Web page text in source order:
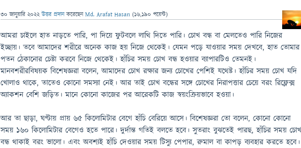
30 জানুয়ারি 2022 উত্তর প্রদান করেছেনMd. Arafat Hasan (16,190 পয়েন্ট)
আমরা চাইলে হাত নাড়তে পারি, পা দিয়ে ফুটবলে লাথি দিতে পারি। চোখ বন্ধ বা মেলতেও পারি নিজের
ইচ্ছায়। তবে আমাদের শরীরে অনেক কাজ হয় নিজে থেকেই। যেমন পড়ে যাওয়ার সময় দেখবে, হাত তোমার
পতন ঠেকানোর চেষ্টা করবে নিজে থেকেই। হাঁচির সময় চোখ বন্ধ হওয়ার ব্যাপারটিও তেমনই।
মানবশরীরবিষয়ক বিশেষজ্ঞরা বলেন, আমাদের চোখ রক্ষার জন্য চোখের পেশিই যথেষ্ট। হাঁচির সময় চোখ যদি
খোলাও থাকে, তাতেও কোনো সমস্যা নেই। আর তাই চোখ বন্ধের সঙ্গে চোখের নিরাপত্তার চেয়ে বরং রিফ্লেক্স
অ্যাকশন বেশি জড়িত। মানে কোনো কাজের পর আরেকটি কাজ স্বয়ংক্রিয়ভাবে হওয়া।
আর তা ছাড়া, ঘণ্টায় প্রায় ৬৫ কিলোমিটার বেগে হাঁচি বেরিয়ে আসে। বিশেষজ্ঞরা তো বলেন, কোনো কোনো
সময় ১৬০ কিলোমিটার বেগেও হতে পারে। দুর্দান্ত গতিই বলতে হবে। সুতরাং বুঝতেই পারছ, হাঁচির সময়
বন্ধ থাকাই বরং ভালো। এবং অবশ্যই হাঁচি দেওয়ার সময় টিস্যু পেপার, রুমাল বা কাপড় ব্যবহার করতে হবে।